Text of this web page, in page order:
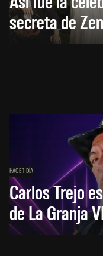
secreta de
HACE 1 DÍA
Carlos Trejo
de La Granja